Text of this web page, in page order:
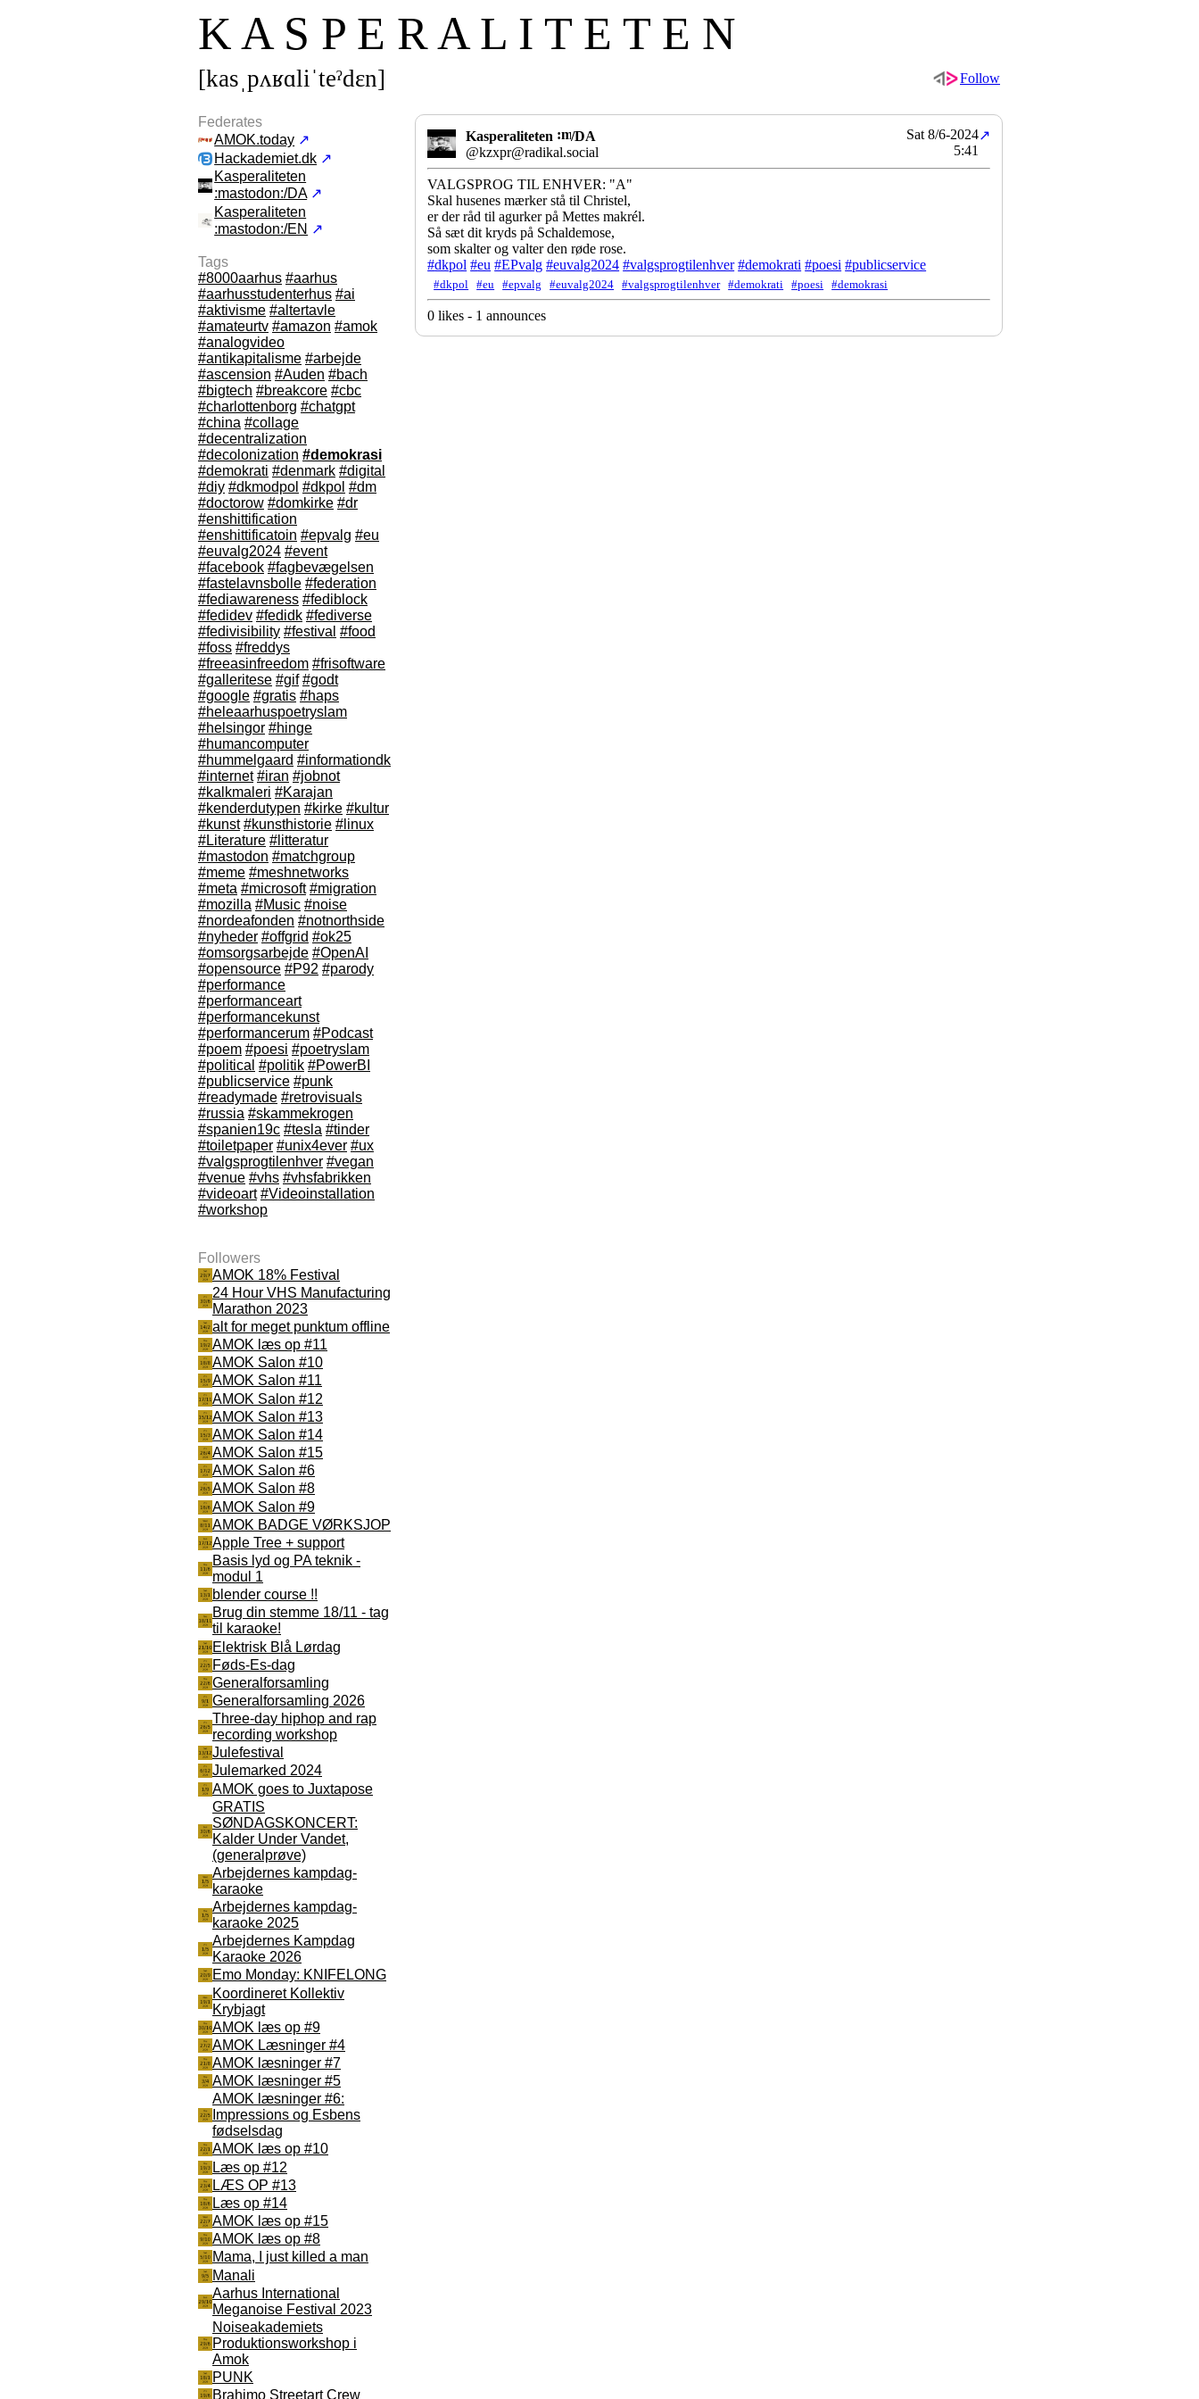
K A S P E R A L I T E T E N
[kasˌpʌʁɑliˈteˀdεn] Follow
Federates
AMOK.today ↗
Hackademiet.dk ↗
Kasperaliteten
:mastodon:/DA ↗
Kasperaliteten
:mastodon:/EN ↗
Tags
#8000aarhus #aarhus
#aarhusstudenterhus #ai
#aktivisme #altertavle
#amateurtv #amazon #amok
#analogvideo
#antikapitalisme #arbejde
#ascension #Auden #bach
#bigtech #breakcore #cbc
#charlottenborg #chatgpt
#china #collage
#decentralization
#decolonization #demokrasi
#demokrati #denmark #digital
#diy #dkmodpol #dkpol #dm
#doctorow #domkirke #dr
#enshittification
#enshittificatoin #epvalg #eu
#euvalg2024 #event
#facebook #fagbevægelsen
#fastelavnsbolle #federation
#fediawareness #fediblock
#fedidev #fedidk #fediverse
#fedivisibility #festival #food
#foss #freddys
#freeasinfreedom #frisoftware
#galleritese #gif #godt
#google #gratis #haps
#heleaarhuspoetryslam
#helsingor #hinge
#humancomputer
#hummelgaard #informationdk
#internet #iran #jobnot
#kalkmaleri #Karajan
#kenderdutypen #kirke #kultur
#kunst #kunsthistorie #linux
#Literature #litteratur
#mastodon #matchgroup
#meme #meshnetworks
#meta #microsoft #migration
#mozilla #Music #noise
#nordeafonden #notnorthside
#nyheder #offgrid #ok25
#omsorgsarbejde #OpenAI
#opensource #P92 #parody
#performance
#performanceart
#performancekunst
#performancerum #Podcast
#poem #poesi #poetryslam
#political #politik #PowerBI
#publicservice #punk
#readymade #retrovisuals
#russia #skammekrogen
#spanien19c #tesla #tinder
#toiletpaper #unix4ever #ux
#valgsprogtilenhver #vegan
#venue #vhs #vhsfabrikken
#videoart #Videoinstallation
#workshop
Followers
AMOK 18% Festival
24 Hour VHS Manufacturing
Marathon 2023
alt for meget punktum offline
AMOK læs op #11
AMOK Salon #10
AMOK Salon #11
AMOK Salon #12
AMOK Salon #13
AMOK Salon #14
AMOK Salon #15
AMOK Salon #6
AMOK Salon #8
AMOK Salon #9
AMOK BADGE VØRKSJOP
Apple Tree + support
Basis lyd og PA teknik -
modul 1
blender course !!
Brug din stemme 18/11 - tag
til karaoke!
Elektrisk Blå Lørdag
Føds-Es-dag
Generalforsamling
Generalforsamling 2026
Three-day hiphop and rap
recording workshop
Julefestival
Julemarked 2024
AMOK goes to Juxtapose
GRATIS
SØNDAGSKONCERT:
Kalder Under Vandet,
(generalprøve)
Arbejdernes kampdag-
karaoke
Arbejdernes kampdag-
karaoke 2025
Arbejdernes Kampdag
Karaoke 2026
Emo Monday: KNIFELONG
Koordineret Kollektiv
Krybjagt
AMOK læs op #9
AMOK Læsninger #4
AMOK læsninger #7
AMOK læsninger #5
AMOK læsninger #6:
Impressions og Esbens
fødselsdag
AMOK læs op #10
Læs op #12
LÆS OP #13
Læs op #14
AMOK læs op #15
AMOK læs op #8
Mama, I just killed a man
Manali
Aarhus International
Meganoise Festival 2023
Noiseakademiets
Produktionsworkshop i
Amok
PUNK
Brahimo Streetart Crew
Kasperaliteten
/DA
@kzxpr@radikal.social
Sat 8/6-2024
5:41
↗
VALGSPROG TIL ENHVER: "A"
Skal husenes mærker stå til Christel,
er der råd til agurker på Mettes makrél.
Så sæt dit kryds på Schaldemose,
som skalter og valter den røde rose.
#dkpol #eu #EPvalg #euvalg2024 #valgsprogtilenhver #demokrati #poesi #publicservice
#dkpol #eu #epvalg #euvalg2024 #valgsprogtilenhver #demokrati #poesi #demokrasi
0 likes - 1 announces